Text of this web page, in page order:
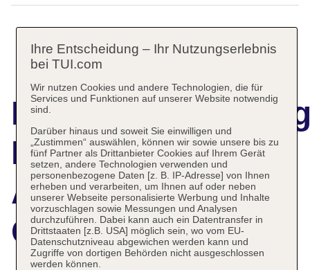
Montebelli
Agriturismo
Country Hotel
Ihre Entscheidung – Ihr Nutzungserlebnis
bei TUI.com
Wir nutzen Cookies und andere Technologien, die für
Services und Funktionen auf unserer Website notwendig
sind.
Darüber hinaus und soweit Sie einwilligen und
„Zustimmen“ auswählen, können wir sowie unsere bis zu
fünf Partner als Drittanbieter Cookies auf Ihrem Gerät
setzen, andere Technologien verwenden und
personenbezogene Daten [z. B. IP-Adresse] von Ihnen
erheben und verarbeiten, um Ihnen auf oder neben
unserer Webseite personalisierte Werbung und Inhalte
vorzuschlagen sowie Messungen und Analysen
durchzuführen. Dabei kann auch ein Datentransfer in
Drittstaaten [z.B. USA] möglich sein, wo vom EU-
Datenschutzniveau abgewichen werden kann und
Zugriffe von dortigen Behörden nicht ausgeschlossen
werden können.